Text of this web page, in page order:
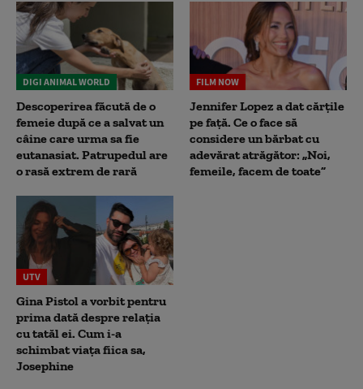
DIGI ANIMAL WORLD
Descoperirea făcută de o
femeie după ce a salvat un
câine care urma sa fie
eutanasiat. Patrupedul are
o rasă extrem de rară
FILM NOW
Jennifer Lopez a dat cărțile
pe față. Ce o face să
considere un bărbat cu
adevărat atrăgător: „Noi,
femeile, facem de toate”
UTV
Gina Pistol a vorbit pentru
prima dată despre relația
cu tatăl ei. Cum i-a
schimbat viața fiica sa,
Josephine